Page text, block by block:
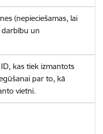
(nepieciešamas, lai
darbību un
kas tiek izmantots
par to, kā
vietni.